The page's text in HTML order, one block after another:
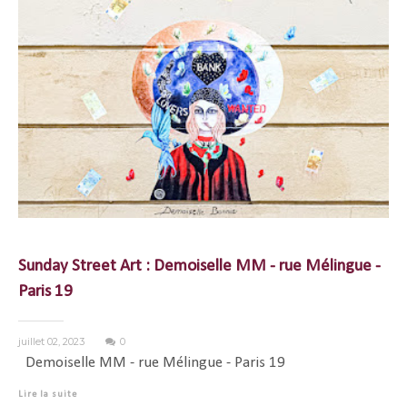
Sunday Street Art : Demoiselle MM - rue Mélingue -
Paris 19
juillet 02, 2023 0
Demoiselle MM - rue Mélingue - Paris 19
Lire la suite